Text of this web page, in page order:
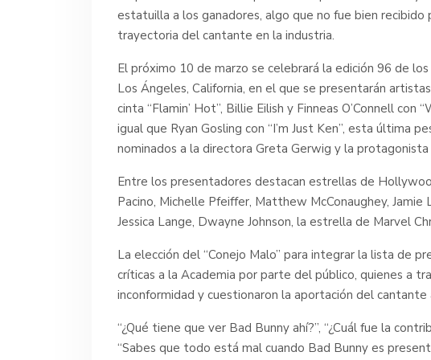
estatuilla a los ganadores, algo que no fue bien
trayectoria del cantante en la industria.
El próximo 10 de marzo se celebrará la edición 96 de
Los Ángeles, California, en el que se presentarán
cinta “Flamin’ Hot”, Billie Eilish y Finneas O’Connell con
igual que Ryan Gosling con “I’m Just Ken”, esta última
nominados a la directora Greta Gerwig y la
Entre los presentadores destacan estrellas de
Pacino, Michelle Pfeiffer, Matthew McConaughey, Jamie
Jessica Lange, Dwayne Johnson, la estrella de Marvel
La elección del “Conejo Malo” para integrar la lista de
críticas a la Academia por parte del público, quienes a
inconformidad y cuestionaron la aportación del cantante
“¿Qué tiene que ver Bad Bunny ahí?”, “¿Cuál fue la
“Sabes que todo está mal cuando Bad Bunny es